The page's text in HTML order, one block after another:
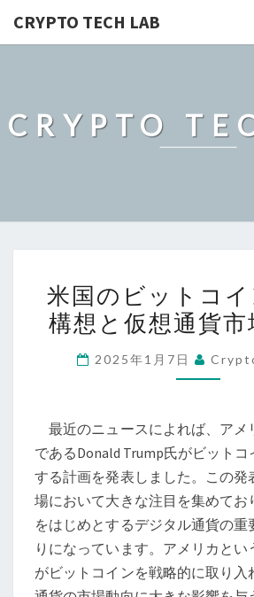
CRYPTO TECH LAB
CRYPTO
国
の
ッ
コ
イ
準
備
金
構
想
米国のビットコ
構想と仮想通貨市
2025年1月7日
最近のニュースによれば、アメ
であるDonald Trump氏がビット
する計画を発表しました。この発
場において大きな注目を集めてお
をはじめとするデジタル通貨の
りになっています。アメリカと
がビットコインを戦略的に取り入